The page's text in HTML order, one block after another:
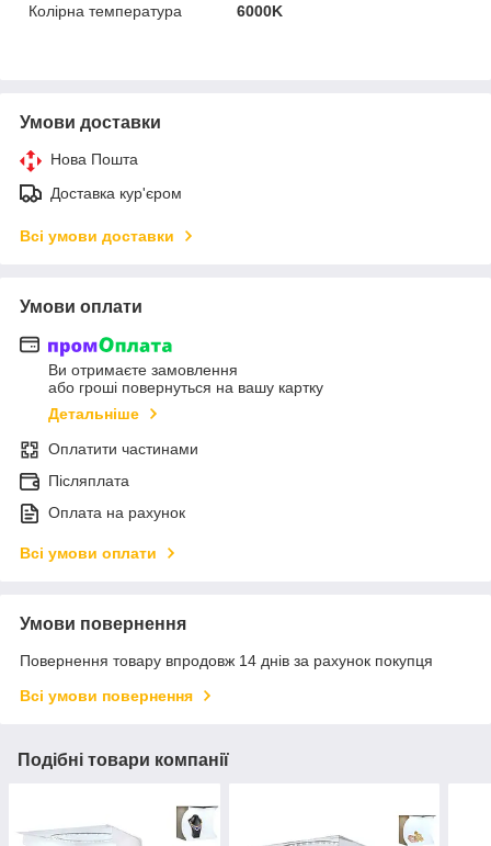
Колірна температура
6000K
Умови доставки
Нова Пошта
Доставка кур'єром
Всі умови доставки
Умови оплати
Ви отримаєте замовлення
або гроші повернуться на вашу картку
Детальніше
Оплатити частинами
Післяплата
Оплата на рахунок
Всі умови оплати
Умови повернення
Повернення товару впродовж 14 днів за рахунок покупця
Всі умови повернення
Подібні товари компанії